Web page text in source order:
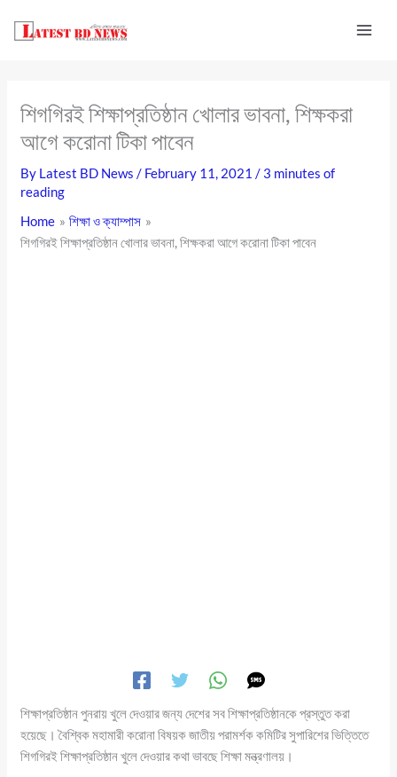
শিগগিরই শিক্ষাপ্রতিষ্ঠান খোলার ভাবনা, শিক্ষকরা
আগে করোনা টিকা পাবেন
By Latest BD News/ February 11, 2021/ 3 minutes of
reading
Home
শিক্ষা ও ক্যাম্পাস
শিগগিরই শিক্ষাপ্রতিষ্ঠান খোলার ভাবনা, শিক্ষকরা আগে করোনা টিকা পাবেন
শিক্ষাপ্রতিষ্ঠান পুনরায় খুলে দেওয়ার জন্য দেশের সব শিক্ষাপ্রতিষ্ঠানকে প্রস্তুত করা
হয়েছে। বৈশ্বিক মহামারী করোনা বিষয়ক জাতীয় পরামর্শক কমিটির সুপারিশের ভিত্তিতে
শিগগিরই শিক্ষাপ্রতিষ্ঠান খুলে দেওয়ার কথা ভাবছে শিক্ষা মন্ত্রণালয়।